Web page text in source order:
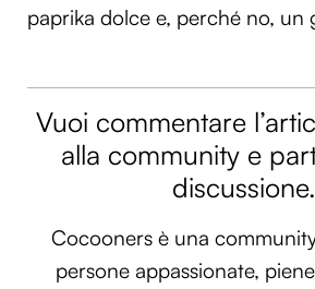
paprika dolce e, perché no, un
Vuoi commentare
alla community e
discussione.
Cocooners è una
persone appassionate,